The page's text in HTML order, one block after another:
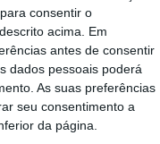
consentir o
acima. Em
antes de consentir
dados pessoais poderá
As suas preferências
seu consentimento a
da página.